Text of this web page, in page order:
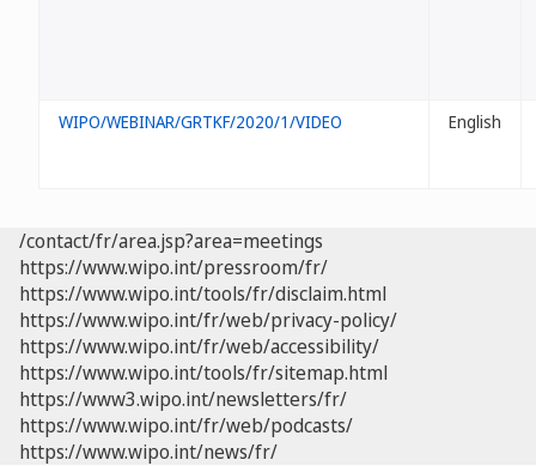
WIPO/WEBINAR/GRTKF/2020/1/VIDEO English
/contact/fr/area.jsp?area=meetings
https://www.wipo.int/pressroom/fr/
https://www.wipo.int/tools/fr/disclaim.html
https://www.wipo.int/fr/web/privacy-policy/
https://www.wipo.int/fr/web/accessibility/
https://www.wipo.int/tools/fr/sitemap.html
https://www3.wipo.int/newsletters/fr/
https://www.wipo.int/fr/web/podcasts/
https://www.wipo.int/news/fr/